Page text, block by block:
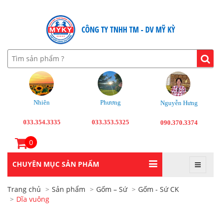
Nhiên
033.354.3335
Phương
033.353.5325
Nguyễn Hưng
090.370.3374
0
CHUYÊN MỤC SẢN PHẨM
Trang chủ Sản phẩm Gốm – Sứ
Gốm - Sứ CK
Dĩa vuông